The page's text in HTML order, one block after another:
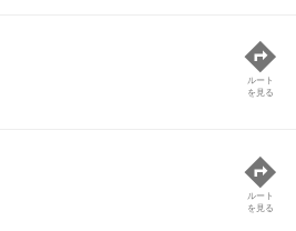
ルート
を見る
ルート
を見る